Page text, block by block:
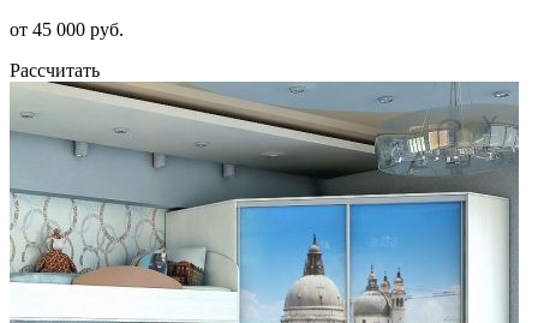
от 45 000 руб.
Рассчитать